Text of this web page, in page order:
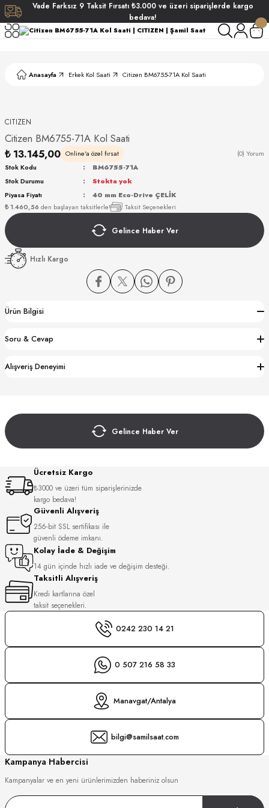
Vade Farksız 9 Taksit Fırsatı ₺3.000 ve üzeri siparişlerde kargo
bedava!
Anasayfa Erkek Kol Saati Citizen BM6755-71A Kol Saati
CITIZEN
Citizen BM6755-71A Kol Saati
₺ 13.145,00 Online'a özel fırsat (0) Yorum
₺ 1.460,56 den başlayan taksitlerle! Taksit Seçenekleri
Stok Kodu
BM6755-71A
Stok Durumu
Stokta yok
Piyasa Fiyatı
40 mm Eco-Drive ÇELİK
Gelince Haber Ver
Hızlı Kargo
Ürün Bilgisi
Soru & Cevap
Alışveriş Deneyimi
Gelince Haber Ver
Ücretsiz Kargo
₺3000 ve üzeri tüm siparişlerinizde
kargo bedava!
Güvenli Alışveriş
256-bit SSL sertifikası ile
güvenli ödeme imkanı.
Kolay İade & Değişim
14 gün içinde hızlı iade ve değişim desteği.
Taksitli Alışveriş
Kredi kartlarına özel
taksit seçenekleri.
0242 230 14 21
0 507 216 58 33
Manavgat/Antalya
bilgi@samilsaat.com
Kampanya Habercisi
Kampanyalar ve en yeni ürünlerimizden haberiniz olsun
CLUB
CLUB